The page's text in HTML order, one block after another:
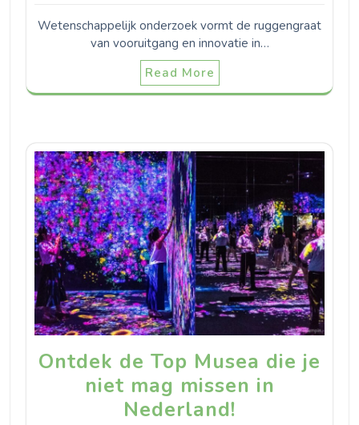
Wetenschappelijk onderzoek vormt de ruggengraat
van vooruitgang en innovatie in…
Read More
Ontdek de Top Musea die je
niet mag missen in
Nederland!